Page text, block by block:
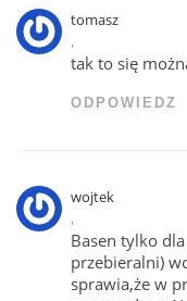
tomasz
tak to się
ODPOWIEDZ
wojtek
Basen tylko
przebieralni)
sprawia,że w